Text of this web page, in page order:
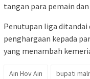
tangan para pemain
Penutupan liga ditandai
penghargaan kepada
yang menambah
Ain Hov Ain bupati